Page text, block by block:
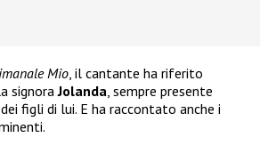
Mio, il cantante ha riferito
signoraJolanda, sempre presente
figli di lui. E ha raccontato anche i